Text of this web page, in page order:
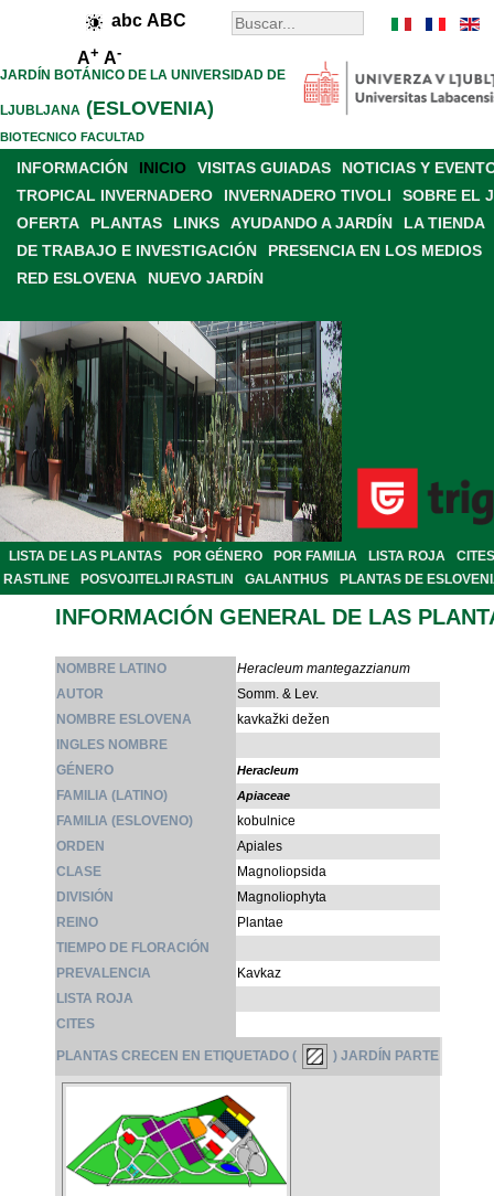
abc ABC
A+ A-
JARDÍN BOTÁNICO DE LA UNIVERSIDAD DE
LJUBLJANA (ESLOVENIA)
BIOTECNICO FACULTAD
INFORMACIÓN INICIO VISITAS GUIADAS
NOTICIAS Y
TROPICAL INVERNADERO
INVERNADERO TIVOLI
SOBRE EL
OFERTA
PLANTAS LINKS AYUDANDO A JARDÍN
LA TIENDA
DE TRABAJO E INVESTIGACIÓN
PRESENCIA EN LOS MEDIOS
RED ESLOVENA
NUEVO JARDÍN
LISTA DE LAS PLANTAS POR GÉNERO POR FAMILIA LISTA ROJA
CITES
RASTLINE
POSVOJITELJI RASTLIN GALANTHUS PLANTAS DE
INFORMACIÓN GENERAL DE LAS
NOMBRE LATINO
Heracleum mantegazzianum
AUTOR
Somm. & Lev.
NOMBRE ESLOVENA
kavkažki dežen
INGLES NOMBRE
GÉNERO
Heracleum
FAMILIA (LATINO) Apiaceae
FAMILIA (ESLOVENO)
kobulnice
ORDEN
Apiales
CLASE
Magnoliopsida
DIVISIÓN
Magnoliophyta
REINO
Plantae
TIEMPO DE FLORACIÓN
PREVALENCIA
Kavkaz
LISTA ROJA
CITES
PLANTAS CRECEN EN ETIQUETADO ( ) JARDÍN PARTE